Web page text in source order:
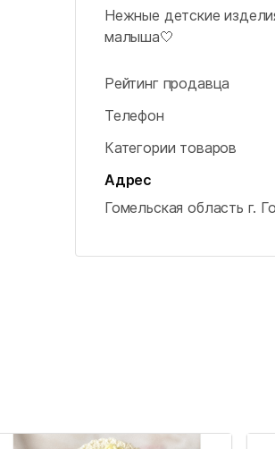
Нежные детские
малыша🤍
Рейтинг продавца
Телефон
Категории товаров
Адрес
Гомельская область г.